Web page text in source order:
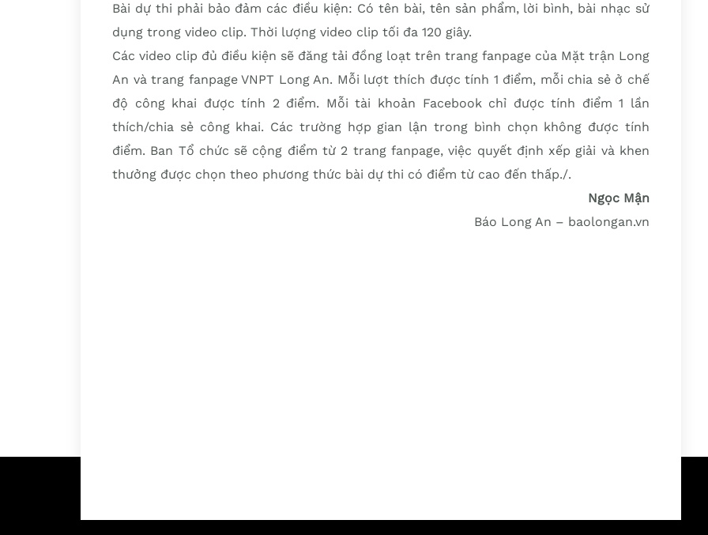
Bài dự thi phải bảo đảm các điều kiện: Có tên bài, tên sản phẩm, lời bình, bài nhạc sử
dụng trong video clip. Thời lượng video clip tối đa 120 giây.
Các video clip đủ điều kiện sẽ đăng tải đồng loạt trên trang fanpage của Mặt trận Long
An và trang fanpage VNPT Long An. Mỗi lượt thích được tính 1 điểm, mỗi chia sẻ ở chế
độ công khai được tính 2 điểm. Mỗi tài khoản Facebook chỉ được tính điểm 1 lần
thích/chia sẻ công khai. Các trường hợp gian lận trong bình chọn không được tính
điểm. Ban Tổ chức sẽ cộng điểm từ 2 trang fanpage, việc quyết định xếp giải và khen
thưởng được chọn theo phương thức bài dự thi có điểm từ cao đến thấp./.
Ngọc Mận
Báo Long An – baolongan.vn